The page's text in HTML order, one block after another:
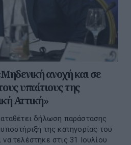
ανοχή και σε
υπαίτιους της
Αττική»
δήλωση παράστασης
της κατηγορίας του
τελέστηκε στις 31 Ιουλίου